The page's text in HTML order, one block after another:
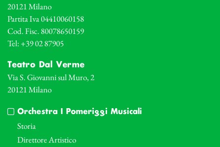
20121 Milano
Partita Iva 04410060158
Cod. Fisc. 80078650159
Tel: +39 02 87905
Teatro Dal Verme
Via S. Giovanni sul Muro, 2
20121 Milano
Orchestra I Pomeriggi Musicali
Storia
Direttore Artistico